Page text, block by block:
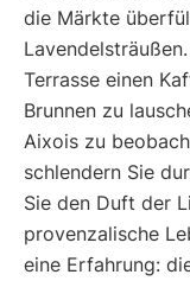
die Märkte
Terrasse einen
Brunnen zu
Aixois zu
schlendern Sie
Sie den Duft der
provenzalische
eine Erfahrung: